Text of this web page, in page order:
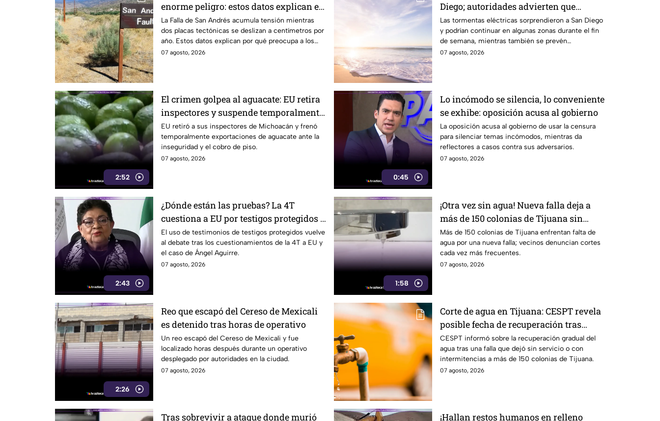
enorme peligro: estos datos explican el
temor científico
La Falla de San Andrés acumula tensión mientras
dos placas tectónicas se deslizan a centímetros por
año. Estos datos explican por qué preocupa a los
científicos.
07 agosto, 2026
Diego; autoridades advierten que
continuarán durante el fin de semana
Las tormentas eléctricas sorprendieron a San Diego
y podrían continuar en algunas zonas durante el fin
de semana, mientras también se prevén
temperaturas de hasta 35°C.
07 agosto, 2026
2:52
El crimen golpea al aguacate: EU retira
inspectores y suspende temporalmente
exportaciones
EU retiró a sus inspectores de Michoacán y frenó
temporalmente exportaciones de aguacate ante la
inseguridad y el cobro de piso.
07 agosto, 2026
0:45
Lo incómodo se silencia, lo conveniente
se exhibe: oposición acusa al gobierno
La oposición acusa al gobierno de usar la censura
para silenciar temas incómodos, mientras da
reflectores a casos contra sus adversarios.
07 agosto, 2026
2:43
¿Dónde están las pruebas? La 4T
cuestiona a EU por testigos protegidos y
el caso Ángel Aguirre revive el debate
El uso de testimonios de testigos protegidos vuelve
al debate tras los cuestionamientos de la 4T a EU y
el caso de Ángel Aguirre.
07 agosto, 2026
1:58
¡Otra vez sin agua! Nueva falla deja a
más de 150 colonias de Tijuana sin
suministro
Más de 150 colonias de Tijuana enfrentan falta de
agua por una nueva falla; vecinos denuncian cortes
cada vez más frecuentes.
07 agosto, 2026
2:26
Reo que escapó del Cereso de Mexicali
es detenido tras horas de operativo
Un reo escapó del Cereso de Mexicali y fue
localizado horas después durante un operativo
desplegado por autoridades en la ciudad.
07 agosto, 2026
Corte de agua en Tijuana: CESPT revela
posible fecha de recuperación tras
afectar a más de 150 colonias
CESPT informó sobre la recuperación gradual del
agua tras una falla que dejó sin servicio o con
intermitencias a más de 150 colonias de Tijuana.
07 agosto, 2026
Tras sobrevivir a ataque donde murió ¡Hallan restos humanos en relleno